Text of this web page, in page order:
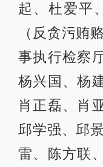
起、杜爱平
（反贪污贿
事执行检察
杨兴国、杨
肖正磊、肖
邱学强、邱
雷、陈方联